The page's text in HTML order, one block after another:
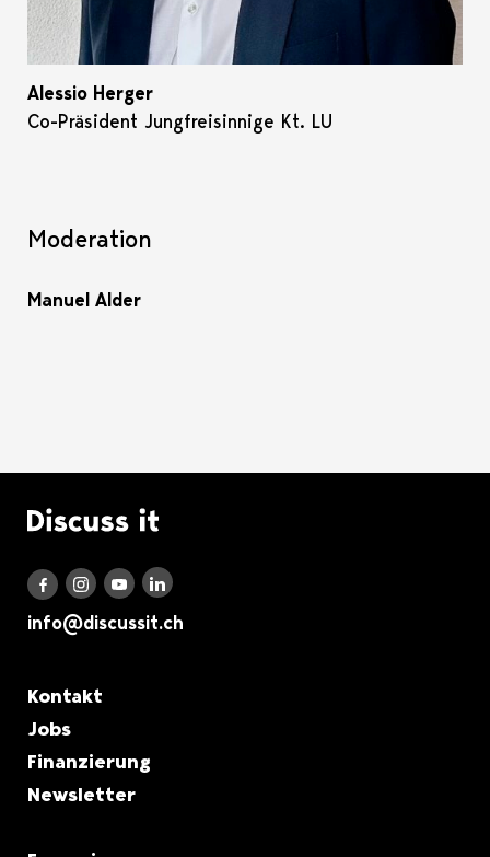
Alessio Herger
Co-Präsident Jungfreisinnige Kt. LU
Moderation
Manuel Alder
Logo Discuss it
Discuss it auf Facebook
Discuss it auf Instagram
Discuss it auf Youtube
Discuss it auf LinkedIn
info@discussit.ch
Metanavigation
Kontakt
Jobs
Finanzierung
Newsletter